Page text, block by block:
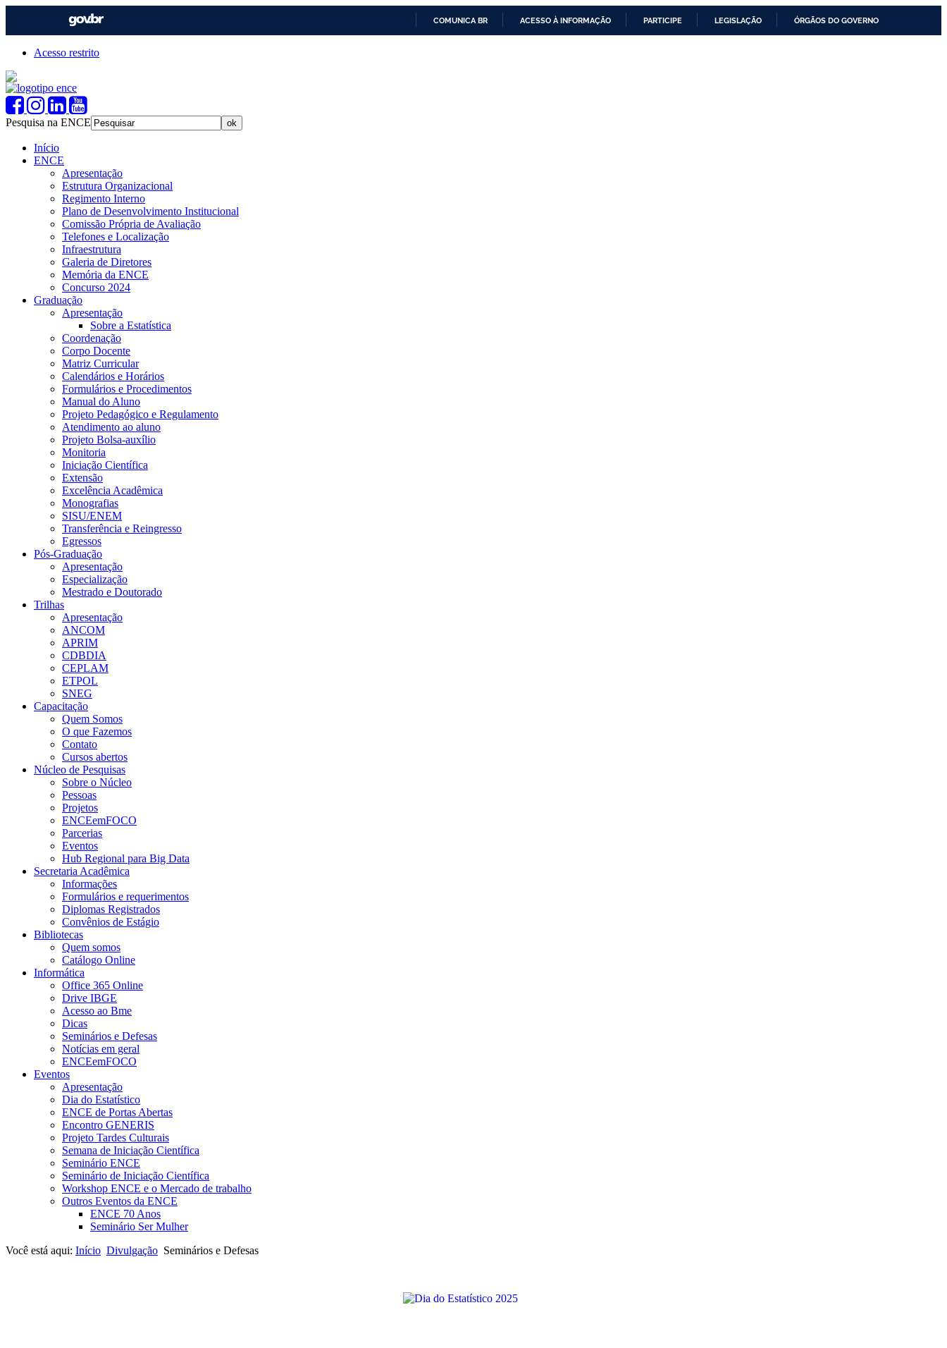
COMUNICA BR ACESSO À INFORMAÇÃO PARTICIPE LEGISLAÇÃO ÓRGÃOS DO GOVERNO
Acesso restrito
Pesquisa na ENCE
Início
ENCE
Apresentação
Estrutura Organizacional
Regimento Interno
Plano de Desenvolvimento Institucional
Comissão Própria de Avaliação
Telefones e Localização
Infraestrutura
Galeria de Diretores
Memória da ENCE
Concurso 2024
Graduação
Apresentação
Sobre a Estatística
Coordenação
Corpo Docente
Matriz Curricular
Calendários e Horários
Formulários e Procedimentos
Manual do Aluno
Projeto Pedagógico e Regulamento
Atendimento ao aluno
Projeto Bolsa-auxílio
Monitoria
Iniciação Científica
Extensão
Excelência Acadêmica
Monografias
SISU/ENEM
Transferência e Reingresso
Egressos
Pós-Graduação
Apresentação
Especialização
Mestrado e Doutorado
Trilhas
Apresentação
ANCOM
APRIM
CDBDIA
CEPLAM
ETPOL
SNEG
Capacitação
Quem Somos
O que Fazemos
Contato
Cursos abertos
Núcleo de Pesquisas
Sobre o Núcleo
Pessoas
Projetos
ENCEemFOCO
Parcerias
Eventos
Hub Regional para Big Data
Secretaria Acadêmica
Informações
Formulários e requerimentos
Diplomas Registrados
Convênios de Estágio
Bibliotecas
Quem somos
Catálogo Online
Informática
Office 365 Online
Drive IBGE
Acesso ao Bme
Dicas
Seminários e Defesas
Notícias em geral
ENCEemFOCO
Eventos
Apresentação
Dia do Estatístico
ENCE de Portas Abertas
Encontro GENERIS
Projeto Tardes Culturais
Semana de Iniciação Científica
Seminário ENCE
Seminário de Iniciação Científica
Workshop ENCE e o Mercado de trabalho
Outros Eventos da ENCE
ENCE 70 Anos
Seminário Ser Mulher
Você está aqui: Início Divulgação Seminários e Defesas